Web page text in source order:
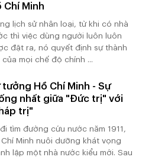
Chí Minh
lịch sử nhân loại, từ khi có nhà
thì việc dùng người luôn luôn
đặt ra, nó quyết định sự thành
của mọi chế độ chính ...
tưởng Hồ Chí Minh - Sự
nhất giữa "Đức trị" với
trị"
đi tìm đường cứu nước năm 1911,
Chí Minh nuôi dưỡng khát vọng
lập một nhà nước kiểu mới. Sau